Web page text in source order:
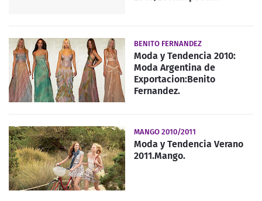
BENITO FERNANDEZ
Moda y Tendencia 2010:
Moda Argentina de
Exportacion:Benito
Fernandez.
MANGO 2010/2011
Moda y Tendencia Verano
2011.Mango.